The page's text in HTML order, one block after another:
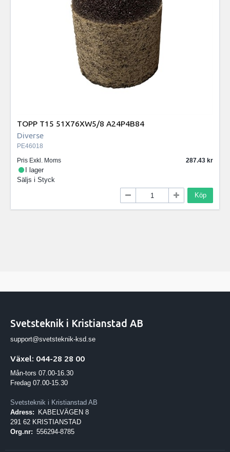
TOPP T15 51X76XW5/8 A24P4B84
Diverse
PE46018
Pris Exkl. Moms
287.43
I lager
Säljs i Styck
Köp
Svetsteknik i Kristianstad AB
support@svetsteknik-ksd.se
Växel: 044-28 28 00
Mån-tors 07.00-16.30
Fredag 07.00-15.30
Svetsteknik i Kristianstad AB
Adress:
KABELVÄGEN 8
291 62 KRISTIANSTAD
Org.nr: 556294-8785